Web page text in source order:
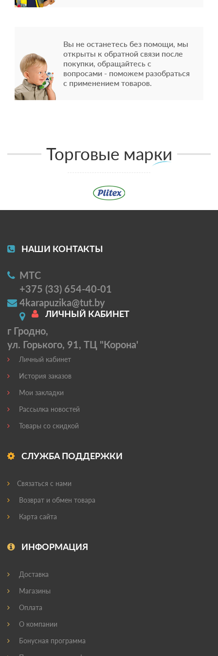
Вы не останетесь без помощи, мы
открыты к обратной связи после
покупки, обращайтесь с
вопросами - поможем разобраться
с применением товаров.
Торговые марки
НАШИ КОНТАКТЫ
МТС
+375 (33) 654-40-01
4karapuzika@tut.by
г Гродно,
ул. Горького, 91, ТЦ "Корона'
ЛИЧНЫЙ КАБИНЕТ
Личный кабинет
История заказов
Мои закладки
Рассылка новостей
Товары со скидкой
СЛУЖБА ПОДДЕРЖКИ
Связаться с нами
Возврат и обмен товара
Карта сайта
ИНФОРМАЦИЯ
Доставка
Магазины
Оплата
О компании
Бонусная программа